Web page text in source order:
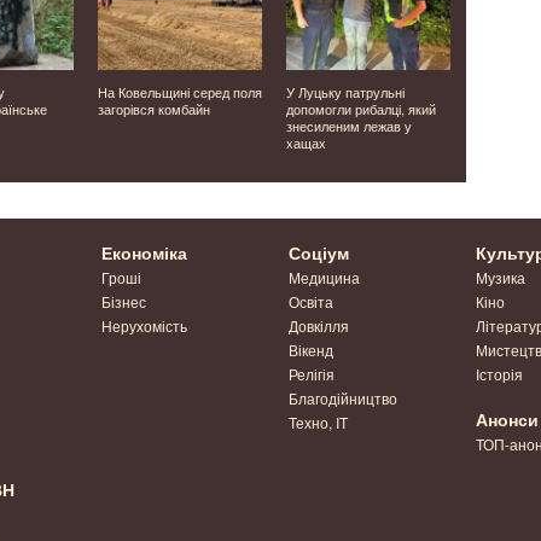
На Ковельщині серед поля
загорівся комбайн
У Луцьку патрульні
допомогли рибалці, який
знесиленим лежав у
хащах
Економіка
Гроші
Бізнес
Нерухомість
Соціум
Медицина
Освіта
Довкілля
Вікенд
Релігія
Благодійництво
Техно, IT
Музика
Кіно
Історія
Анонси
ТОП-